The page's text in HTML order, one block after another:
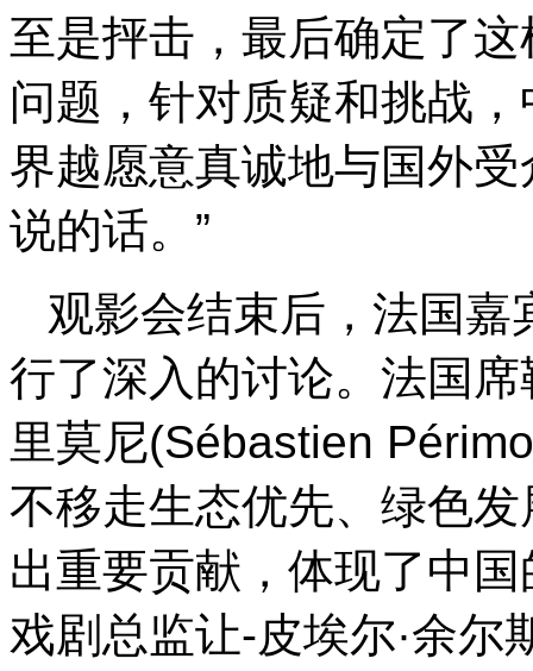
至是抨击，最后确定了
问题，针对质疑和挑战
界越愿意真诚地与国外
说的话。”
观影会结束后，法国嘉
行了深入的讨论。法国
里莫尼(Sébastien
不移走生态优先、绿色
出重要贡献，体现了中
戏剧总监让-皮埃尔·余